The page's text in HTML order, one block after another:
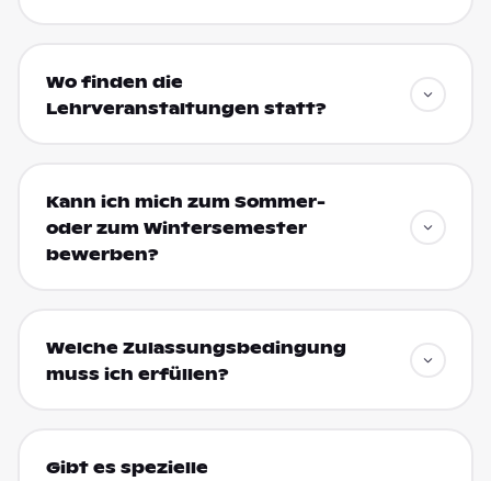
Wo finden die
Lehrveranstaltungen statt?
Kann ich mich zum Sommer-
oder zum Wintersemester
bewerben?
Welche Zulassungsbedingung
muss ich erfüllen?
Gibt es spezielle